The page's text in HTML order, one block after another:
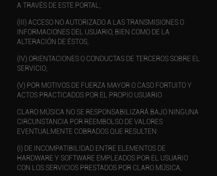
A TRAVÉS DE ESTE PORTAL;
(III) ACCESO NO AUTORIZADO A LAS TRANSMISIONES O
INFORMACIONES DEL USUARIO, BIEN COMO DE LA
ALTERACIÓN DE ÉSTOS;
(IV) ORIENTACIONES O CONDUCTAS DE TERCEROS SOBRE EL
SERVICIO;
(V) POR MOTIVOS DE FUERZA MAYOR O CASO FORTUITO Y
ACTOS PRACTICADOS POR EL PROPIO USUARIO
CLARO MÚSICA NO SE RESPONSABILIZARÁ BAJO NINGUNA
CIRCUNSTANCIA POR REEMBOLSO DE VALORES
EVENTUALMENTE COBRADOS QUE RESULTEN:
(I) DE INCOMPATIBILIDAD ENTRE ELEMENTOS DE
HARDWARE Y SOFTWARE EMPLEADOS POR EL USUARIO
CON LOS SERVICIOS PRESTADOS POR CLARO MÚSICA;